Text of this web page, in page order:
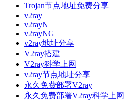
Trojan节点地址免费分享
v2ray
v2rayN
v2rayNG
v2ray地址分享
V2ray搭建
V2ray科学上网
v2ray节点地址分享
永久免费部署V2ray
永久免费部署V2ray科学上网